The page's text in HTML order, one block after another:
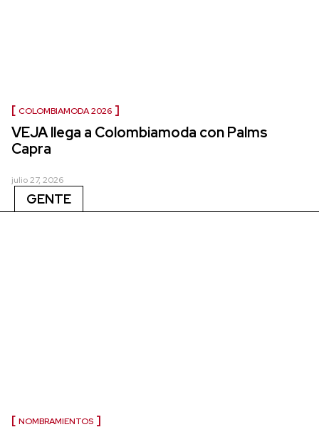
COLOMBIAMODA 2026
VEJA llega a Colombiamoda con Palms
Capra
julio 27, 2026
GENTE
NOMBRAMIENTOS